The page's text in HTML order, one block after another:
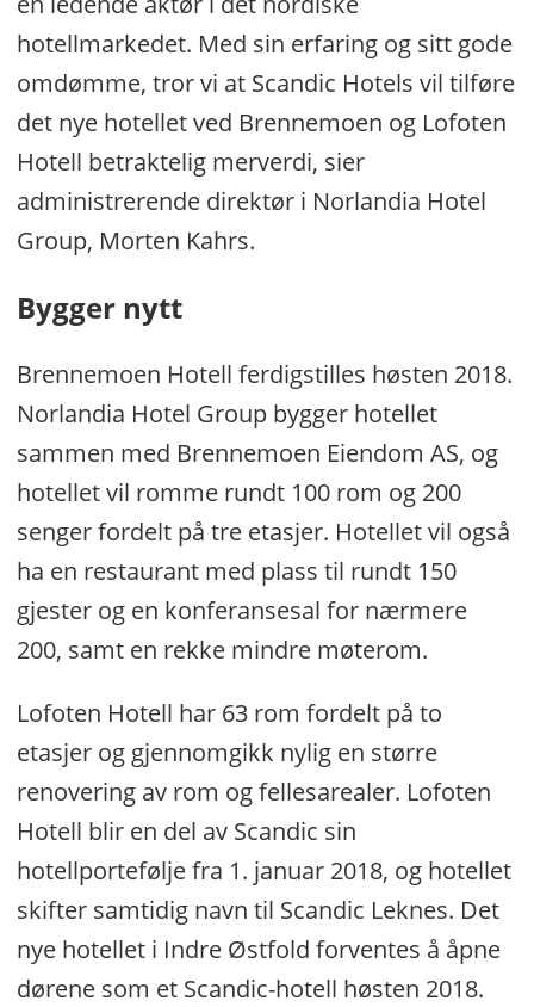
hotellmarkedet. Med sin erfaring og sitt gode
omdømme, tror vi at Scandic Hotels vil tilføre
det nye hotellet ved Brennemoen og Lofoten
Hotell betraktelig merverdi, sier
administrerende direktør i Norlandia Hotel
Group, Morten Kahrs.
Bygger nytt
Brennemoen Hotell ferdigstilles høsten 2018.
Norlandia Hotel Group bygger hotellet
sammen med Brennemoen Eiendom AS, og
hotellet vil romme rundt 100 rom og 200
senger fordelt på tre etasjer. Hotellet vil også
ha en restaurant med plass til rundt 150
gjester og en konferansesal for nærmere
200, samt en rekke mindre møterom.
Lofoten Hotell har 63 rom fordelt på to
etasjer og gjennomgikk nylig en større
renovering av rom og fellesarealer. Lofoten
Hotell blir en del av Scandic sin
hotellportefølje fra 1. januar 2018, og hotellet
skifter samtidig navn til Scandic Leknes. Det
nye hotellet i Indre Østfold forventes å åpne
dørene som et Scandic-hotell høsten 2018.